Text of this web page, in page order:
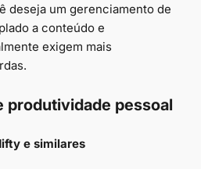
deseja um gerenciamento de
a conteúdo e
exigem mais
produtividade pessoal
e similares